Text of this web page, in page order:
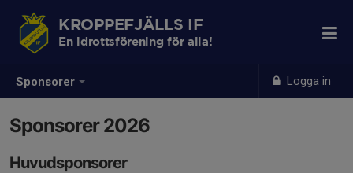
Sponsorer Logga in
KROPPEFJÄLLS IF
En idrottsförening för alla!
Sponsorer 2026
Huvudsponsorer